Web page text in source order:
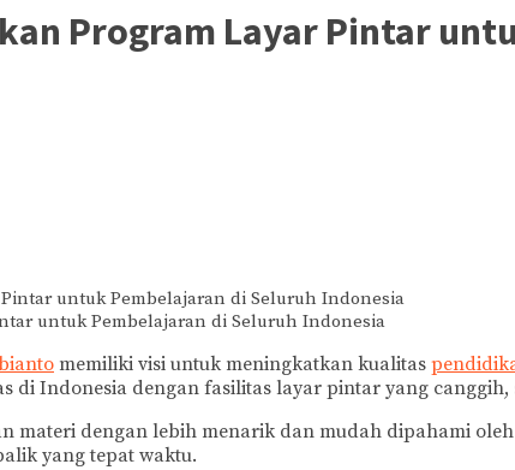
Program Layar Pintar
untuk Pembelajaran di Seluruh Indonesia
memiliki visi untuk meningkatkan kualitas
di Indonesia dengan fasilitas layar pintar yang
materi dengan lebih menarik dan mudah dipahami
yang tepat waktu.